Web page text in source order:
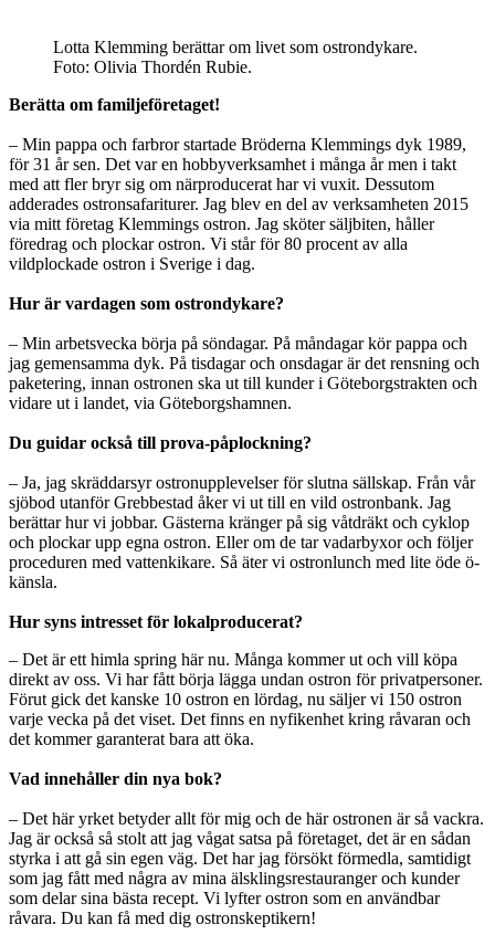
Lotta Klemming berättar om livet som ostrondykare.
Foto: Olivia Thordén Rubie.
Berätta om familjeföretaget!
– Min pappa och farbror startade Bröderna Klemmings dyk 1989,
för 31 år sen. Det var en hobbyverksamhet i många år men i takt
med att fler bryr sig om närproducerat har vi vuxit. Dessutom
adderades ostronsafariturer. Jag blev en del av verksamheten 2015
via mitt företag Klemmings ostron. Jag sköter säljbiten, håller
föredrag och plockar ostron. Vi står för 80 procent av alla
vildplockade ostron i Sverige i dag.
Hur är vardagen som ostrondykare?
– Min arbetsvecka börja på söndagar. På måndagar kör pappa och
jag gemensamma dyk. På tisdagar och onsdagar är det rensning och
paketering, innan ostronen ska ut till kunder i Göteborgstrakten och
vidare ut i landet, via Göteborgshamnen.
Du guidar också till prova-påplockning?
– Ja, jag skräddarsyr ostronupplevelser för slutna sällskap. Från vår
sjöbod utanför Grebbestad åker vi ut till en vild ostronbank. Jag
berättar hur vi jobbar. Gästerna kränger på sig våtdräkt och cyklop
och plockar upp egna ostron. Eller om de tar vadarbyxor och följer
proceduren med vattenkikare. Så äter vi ostronlunch med lite öde ö-
känsla.
Hur syns intresset för lokalproducerat?
– Det är ett himla spring här nu. Många kommer ut och vill köpa
direkt av oss. Vi har fått börja lägga undan ostron för privatpersoner.
Förut gick det kanske 10 ostron en lördag, nu säljer vi 150 ostron
varje vecka på det viset. Det finns en nyfikenhet kring råvaran och
det kommer garanterat bara att öka.
Vad innehåller din nya bok?
– Det här yrket betyder allt för mig och de här ostronen är så vackra.
Jag är också så stolt att jag vågat satsa på företaget, det är en sådan
styrka i att gå sin egen väg. Det har jag försökt förmedla, samtidigt
som jag fått med några av mina älsklingsrestauranger och kunder
som delar sina bästa recept. Vi lyfter ostron som en användbar
råvara. Du kan få med dig ostronskeptikern!